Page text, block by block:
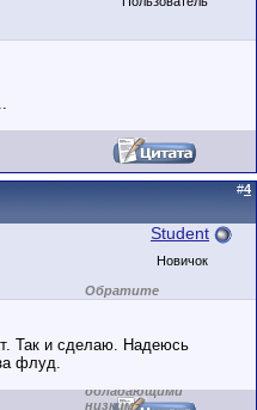
#4
Student
Новичок
Обратите
внимание на
этом форуме.
обладающими
низким
Так и сделаю. Надеюсь
флуд.